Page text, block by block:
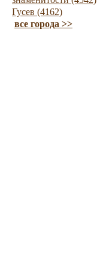
Гусев (4162)
все города >>